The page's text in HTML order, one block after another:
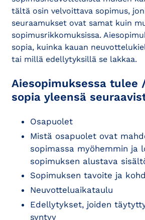
tältä osin velvoittava sopimus,
seuraamukset ovat samat kuin
sopimusrikkomuksissa.
sopia, kuinka kauan
tai millä edellytyksillä se lakkaa.
Aiesopimuksessa tulee
sopia yleensä
Osapuolet
Mistä osapuolet ovat
sopimassa myöhemmin ja
sopimuksen alustava
Sopimuksen tavoite ja
Neuvotteluaikataulu
Edellytykset, joiden
syntyy